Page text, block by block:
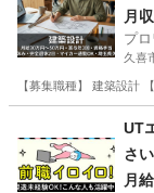
月
プ
久喜
【募集職種】 建築設計
UT
さ
【
月